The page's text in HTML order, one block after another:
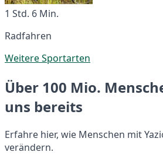
1 Std. 6 Min.
Radfahren
Weitere Sportarten
Über 100 Mio.
uns bereits
Erfahre hier, wie Menschen mit
verändern.